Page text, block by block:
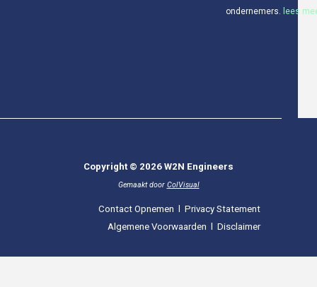
ondernemers. lees
Copyright © 2026 W2N Engineers
Gemaakt door ColVisual
Contact Opnemen
Privacy Statement
Algemene Voorwaarden
Disclaimer